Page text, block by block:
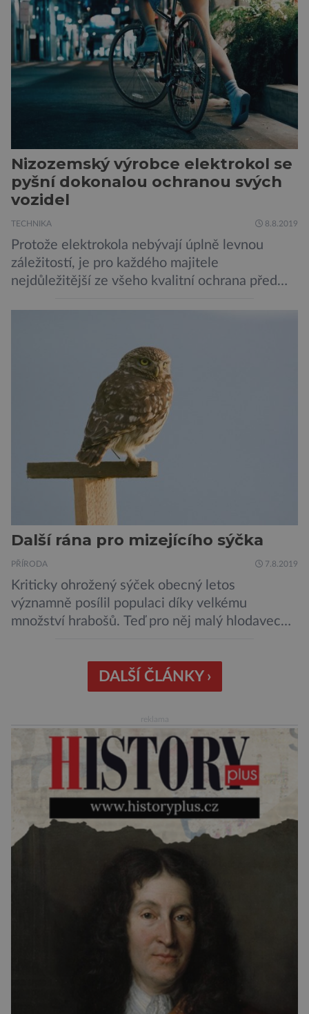
„V průběhu výzkumů není moc času na
zpracování nálezů. Necháváme si na to tedy
měsíc, kdy […]
Nizozemský výrobce elektrokol se
pyšní dokonalou ochranou svých
vozidel
TECHNIKA 8.8.2019
Protože elektrokola nebývají úplně levnou
záležitostí, je pro každého majitele
nejdůležitější ze všeho kvalitní ochrana před
Skutečně nepřehání? Pokud se podrobněji
podíváme na ochranu jejich elektrokol
Electrified S2 a X2, pak je […]
Další rána pro mizejícího sýčka
PŘÍRODA 7.8.2019
Kriticky ohrožený sýček obecný letos
významně posílil populaci díky velkému
množství hrabošů. Teď pro něj malý hlodavec
srpna jim to umožňuje rozhodnutí Ústředního
kontrolního a zkušebního ústavu zemědělského
zemědělství. Ornitologové varují, že v ohrožení
je mnoho živočichů a především […]
DALŠÍ ČLÁNKY ›